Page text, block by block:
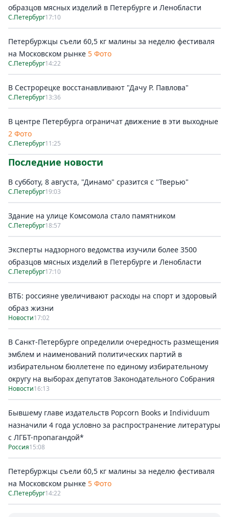
образцов мясных изделий в Петербурге и Ленобласти
С.Петербург17:10
Петербуржцы съели 60,5 кг малины за неделю фестиваля
на Московском рынке 5 Фото
С.Петербург14:22
В Сестрорецке восстанавливают "Дачу Р. Павлова"
С.Петербург13:36
В центре Петербурга ограничат движение в эти выходные
2 Фото
С.Петербург11:25
Последние новости
В субботу, 8 августа, "Динамо" сразится с "Тверью"
С.Петербург19:03
Здание на улице Комсомола стало памятником
С.Петербург18:57
Эксперты надзорного ведомства изучили более 3500
образцов мясных изделий в Петербурге и Ленобласти
С.Петербург17:10
ВТБ: россияне увеличивают расходы на спорт и здоровый
образ жизни
Новости17:02
В Санкт-Петербурге определили очередность размещения
эмблем и наименований политических партий в
избирательном бюллетене по единому избирательному
округу на выборах депутатов Законодательного Собрания
Новости16:13
Бывшему главе издательств Popcorn Books и Individuum
назначили 4 года условно за распространение литературы
с ЛГБТ-пропагандой*
Россия15:08
Петербуржцы съели 60,5 кг малины за неделю фестиваля
на Московском рынке 5 Фото
С.Петербург14:22